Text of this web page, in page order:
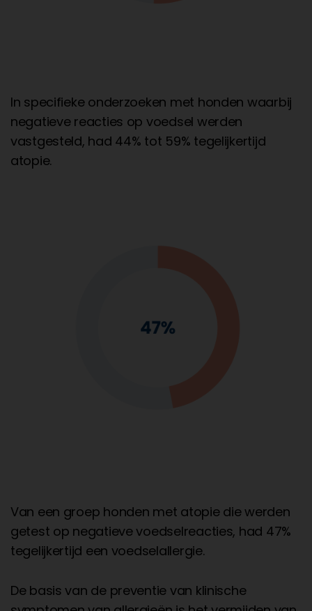
In specifieke onderzoeken met honden waarbij
negatieve reacties op voedsel werden
vastgesteld, had 44% tot 59% tegelijkertijd
atopie.
Van een groep honden met atopie die werden
getest op negatieve voedselreacties, had 47%
tegelijkertijd een voedselallergie.
De basis van de preventie van klinische